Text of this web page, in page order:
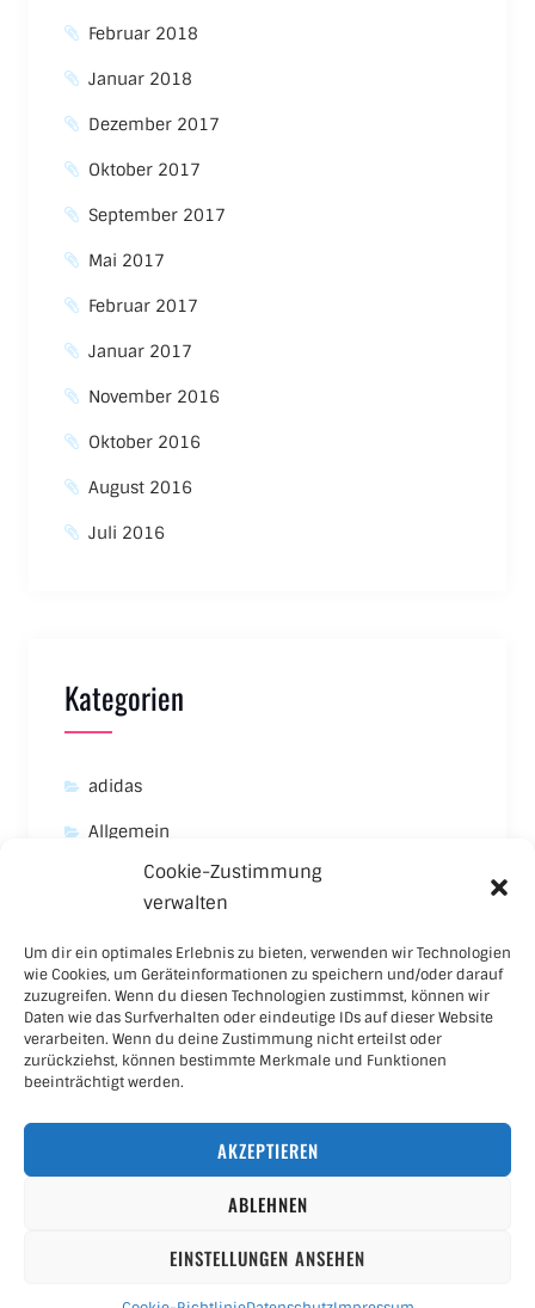
Cookie-Zustimmung
verwalten
Um dir ein optimales Erlebnis zu bieten, verwenden wir Technologien
wie Cookies, um Geräteinformationen zu speichern und/oder darauf
zuzugreifen. Wenn du diesen Technologien zustimmst, können wir
Daten wie das Surfverhalten oder eindeutige IDs auf dieser Website
verarbeiten. Wenn du deine Zustimmung nicht erteilst oder
zurückziehst, können bestimmte Merkmale und Funktionen
beeinträchtigt werden.
AKZEPTIEREN
ABLEHNEN
EINSTELLUNGEN ANSEHEN
Februar 2018
Januar 2018
Dezember 2017
Oktober 2017
September 2017
Mai 2017
Februar 2017
Januar 2017
November 2016
Oktober 2016
August 2016
Juli 2016
Kategorien
adidas
Allgemein
New Balance
Nike
Puma